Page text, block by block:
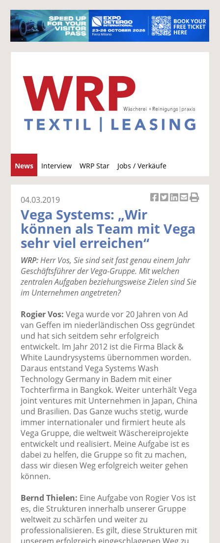
News Interview WRP Star Jobs / Verkäufe
u
c
k
uf
F
ac
o
o
k
te
il
e
n
k
wi
tt
er
k
uf
Li
n
di
n
il
e
k
el
er
m
v
er
n
d
k
ru
e
04.03.2019
Vega Systems: „Wir
können als Team mit Vega
sehr viel erreichen“
WRP:Herr Vos, Sie sind seit fast genau einem Jahr
Geschäftsführer der Vega-Gruppe. Mit welchen
zentralen Aufgaben beziehungsweise Zielen sind Sie
im Unternehmen angetreten?
Rogier Vos: Vega wurde vor 20 Jahren von Ad
van Geffen im niederländischen Oss gegründet
und hat sich seitdem sehr erfolgreich
entwickelt. Im Jahr 2012 ist die Firma Black &
White Laundrysystems übernommen worden.
Daraus entstand Vega Systems Wash
Technology Germany in Badem mit einer
Tochterfirma in Bangkok. Weiter unterhält Vega
joint ventures mit Unternehmen in Japan, China
und Brasilien. Das Ganze wuchs stetig, wurde
immer internationaler und firmiert heute als
Vega Gruppe, die weltweit Wäschereiprojekte
entwickelt und realisiert. Meine Aufgabe ist es
dabei zu helfen, die Gruppe so fit zu machen,
dass wir diesen Weg erfolgreich weiter gehen
können.
Bernd Thielen: Eine Aufgabe von Rogier Vos ist
es, die Strukturen innerhalb unserer Gruppe
weltweit zu schärfen und weiter zu
professionalisieren. Es gilt, diese Strukturen mit
unserem erfolgreich eingeschlagenen Weg zu